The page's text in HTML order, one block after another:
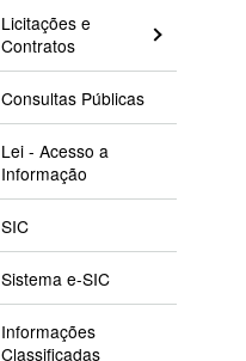
Licitações e
Contratos
Consultas Públicas
Lei - Acesso a
Informação
SIC
Sistema e-SIC
Informações
Classificadas